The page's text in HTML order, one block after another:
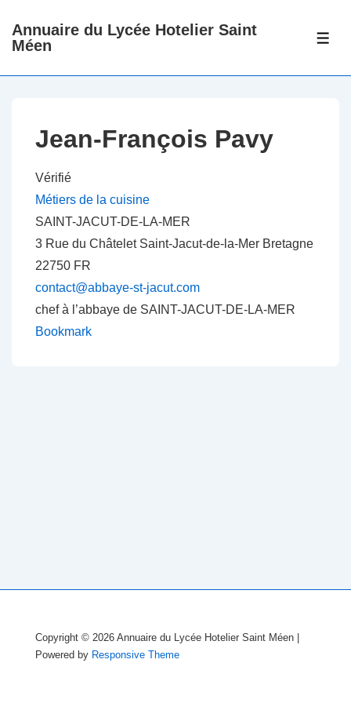
passer
au
contenu
Annuaire du Lycée Hotelier Saint
Méen
Jean-François Pavy
Vérifié
Métiers de la cuisine
SAINT-JACUT-DE-LA-MER
3 Rue du Châtelet Saint-Jacut-de-la-Mer Bretagne
22750 FR
contact@abbaye-st-jacut.com
chef à l’abbaye de SAINT-JACUT-DE-LA-MER
Bookmark
Copyright © 2026 Annuaire du Lycée Hotelier Saint Méen
Powered by Responsive Theme